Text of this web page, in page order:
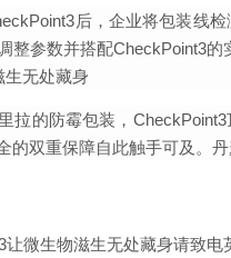
后，企业将包装线检
整参数并搭配CheckPoint3
生无处藏身
拉的防霉包装，
双重保障自此触手可及。
让微生物滋生无处藏身请致